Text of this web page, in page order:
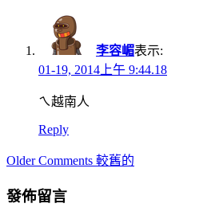
李容嵋表示:
01-19, 2014上午 9:44.18
ㄟ越南人
Reply
Comment
Older Comments 較舊的
發佈留言